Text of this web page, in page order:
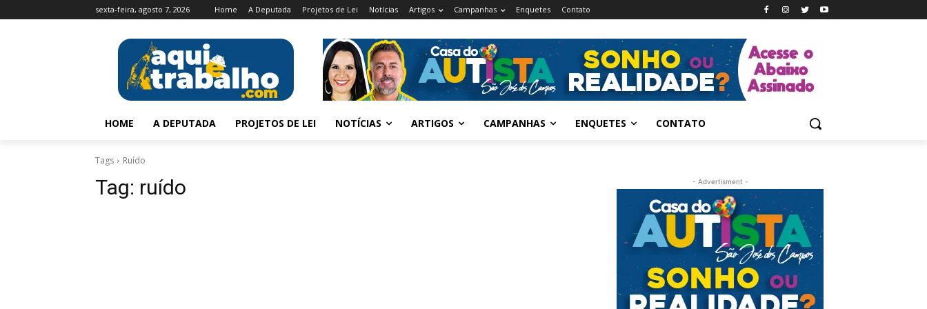
sexta-feira, agosto 7, 2026 Home A Deputada Projetos de Lei Notícias Artigos Campanhas Enquetes Contato
HOME A DEPUTADA PROJETOS DE LEI NOTÍCIAS ARTIGOS CAMPANHAS ENQUETES CONTATO
Tags Ruído
Tag: ruído - Advertisment -